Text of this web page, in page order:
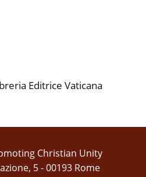
Editrice Vaticana
Christian Unity
5 - 00193 Rome